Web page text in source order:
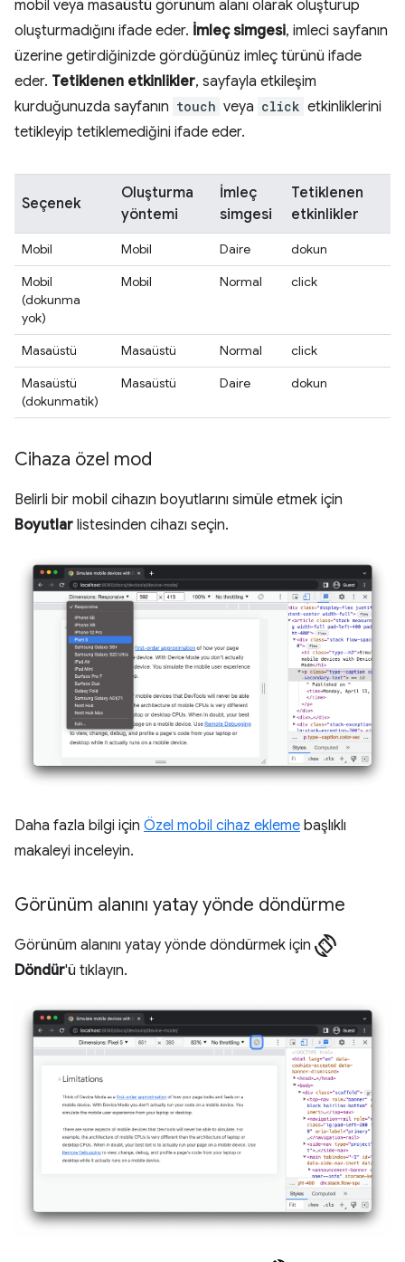
mobil veya masaüstü görünüm alanı olarak oluşturup
oluşturmadığını ifade eder. İmleç simgesi, imleci sayfanın
üzerine getirdiğinizde gördüğünüz imleç türünü ifade
eder. Tetiklenen etkinlikler, sayfayla etkileşim
kurduğunuzda sayfanın touch veya click etkinliklerini
tetikleyip tetiklemediğini ifade eder.
Seçenek
Oluşturma
yöntemi
İmleç
simgesi
Tetiklenen
etkinlikler
Mobil Mobil Daire
dokun
Mobil
(dokunma
yok)
Mobil Normal click
Masaüstü Masaüstü Normal
click
Masaüstü
(dokunmatik)
Masaüstü Daire dokun
Cihaza özel mod
Belirli bir mobil cihazın boyutlarını simüle etmek için
Boyutlar listesinden cihazı seçin.
Daha fazla bilgi için Özel mobil cihaz ekleme başlıklı
makaleyi inceleyin.
Görünüm alanını yatay yönde döndürme
Görünüm alanını yatay yönde döndürmek için screen_rotation
Döndür'ü tıklayın.